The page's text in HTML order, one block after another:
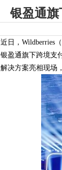
银盈通
近日，Wildberries
银盈通旗下跨境支
解决方案亮相现场